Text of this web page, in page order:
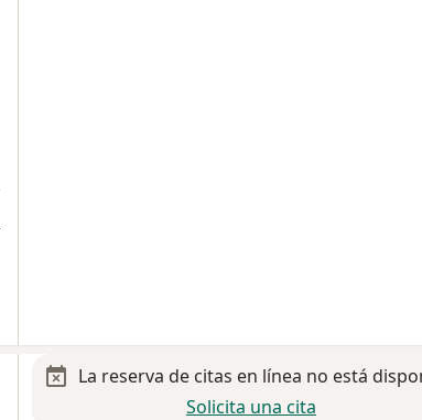
La reserva de citas en línea no está
Solicita una cita